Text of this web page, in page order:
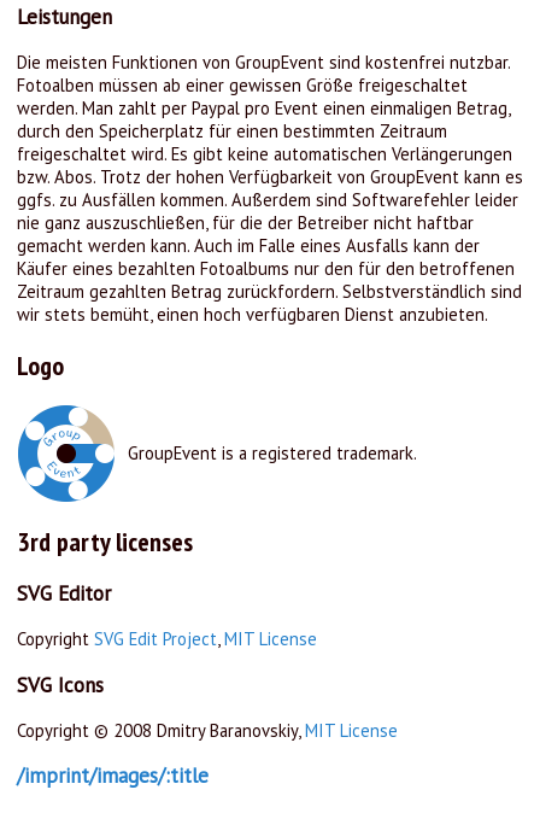
Leistungen
Die meisten Funktionen von GroupEvent sind kostenfrei nutzbar.
Fotoalben müssen ab einer gewissen Größe freigeschaltet
werden. Man zahlt per Paypal pro Event einen einmaligen Betrag,
durch den Speicherplatz für einen bestimmten Zeitraum
freigeschaltet wird. Es gibt keine automatischen Verlängerungen
bzw. Abos. Trotz der hohen Verfügbarkeit von GroupEvent kann es
ggfs. zu Ausfällen kommen. Außerdem sind Softwarefehler leider
nie ganz auszuschließen, für die der Betreiber nicht haftbar
gemacht werden kann. Auch im Falle eines Ausfalls kann der
Käufer eines bezahlten Fotoalbums nur den für den betroffenen
Zeitraum gezahlten Betrag zurückfordern. Selbstverständlich sind
wir stets bemüht, einen hoch verfügbaren Dienst anzubieten.
Logo
GroupEvent is a registered trademark.
3rd party licenses
SVG Editor
Copyright SVG Edit Project,MIT License
SVG Icons
Copyright © 2008 Dmitry Baranovskiy, MIT License
/imprint/images/:title